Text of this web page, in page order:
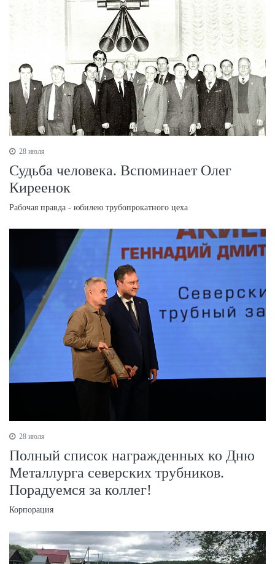
28 июля
Судьба человека. Вспоминает Олег
Киреенок
Рабочая правда - юбилею трубопрокатного цеха
28 июля
Полный список награжденных ко Дню
Металлурга северских трубников.
Порадуемся за коллег!
Корпорация